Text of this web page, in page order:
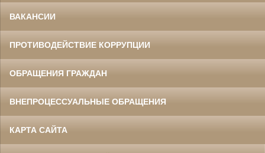
ВАКАНСИИ
ПРОТИВОДЕЙСТВИЕ КОРРУПЦИИ
ОБРАЩЕНИЯ ГРАЖДАН
ВНЕПРОЦЕССУАЛЬНЫЕ ОБРАЩЕНИЯ
КАРТА САЙТА